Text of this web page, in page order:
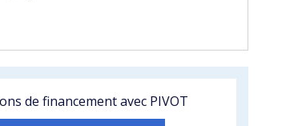
de financement avec PIVOT